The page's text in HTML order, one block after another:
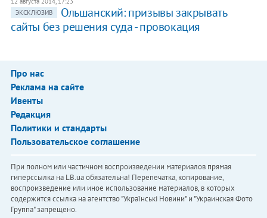
ЭКСКЛЮЗИВ
Ольшанский: призывы закрывать
сайты без решения суда - провокация
Про нас
Реклама на сайте
Ивенты
Редакция
Политики и стандарты
Пользовательское соглашение
При полном или частичном воспроизведении материалов прямая
гиперссылка на LB.ua обязательна! Перепечатка, копирование,
воспроизведение или иное использование материалов, в которых
содержится ссылка на агентство "Українськi Новини" и "Украинская Фото
Группа" запрещено.